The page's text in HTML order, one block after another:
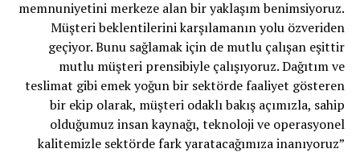
memnuniyetini merkeze alan bir yaklaşım benimsiyoruz.
Müşteri beklentilerini karşılamanın yolu özveriden
geçiyor. Bunu sağlamak için de mutlu çalışan eşittir
mutlu müşteri prensibiyle çalışıyoruz. Dağıtım ve
teslimat gibi emek yoğun bir sektörde faaliyet gösteren
bir ekip olarak, müşteri odaklı bakış açımızla, sahip
olduğumuz insan kaynağı, teknoloji ve operasyonel
kalitemizle sektörde fark yaratacağımıza inanıyoruz”